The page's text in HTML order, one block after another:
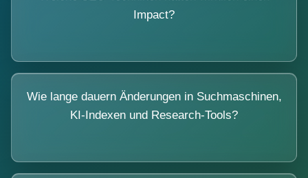
Impact?
Wie lange dauern Änderungen in Suchmaschinen,
KI-Indexen und Research-Tools?